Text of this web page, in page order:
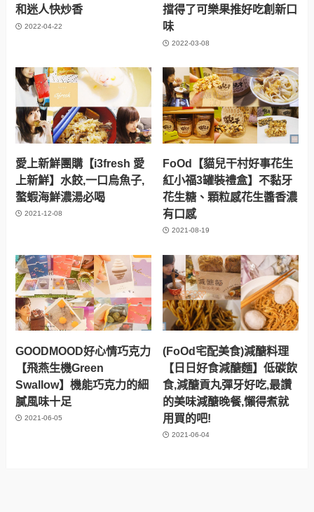
和迷人快炒香
2022-04-22
擋得了可樂果推好吃創新口
味
2022-03-08
愛上新鮮團購【i3fresh 愛
上新鮮】水餃,一口烏魚子,
螯蝦海鮮濃湯必喝
2021-12-08
FoOd【貓兒干村好事花生
紅小福3罐裝禮盒】不黏牙
花生糖、顆粒感花生醬香濃
有口感
2021-08-19
GOODMOOD好心情巧克力
【飛燕生機Green
Swallow】機能巧克力的細
膩風味十足
2021-06-05
(FoOd宅配美食)減醣料理
【日日好食減醣麵】低碳飲
食,減醣貢丸彈牙好吃,最讚
的美味減醣晚餐,懶得煮就
用買的吧!
2021-06-04